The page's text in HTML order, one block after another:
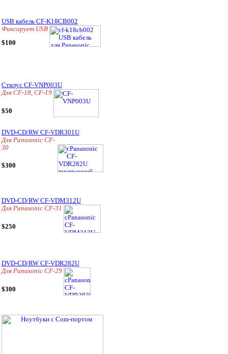
USB кабель CF-K18CB002
Фиксирует USB
$100
Стилус CF-VNP003U
Для CF-18, CF-19
$50
DVD-CD/RW CF-VDR301U
Для Panasonic CF-
30
$300
DVD-CD/RW CF-VDM312U
Для Panasonic CF-31
$250
DVD-CD/RW CF-VDR282U
Для Panasonic CF-29
$300